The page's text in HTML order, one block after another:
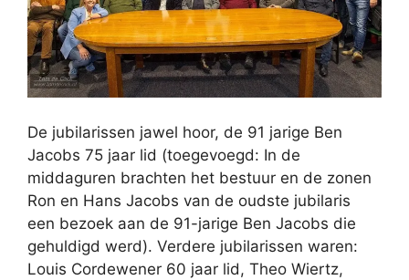
De jubilarissen jawel hoor, de 91 jarige Ben
Jacobs 75 jaar lid (toegevoegd: In de
middaguren brachten het bestuur en de zonen
Ron en Hans Jacobs van de oudste jubilaris
een bezoek aan de 91-jarige Ben Jacobs die
gehuldigd werd). Verdere jubilarissen waren:
Louis Cordewener 60 jaar lid, Theo Wiertz,